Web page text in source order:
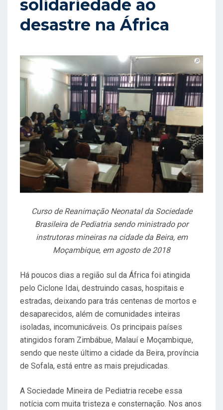
A
D
E
solidariedade ao
desastre na África
Curso de Reanimação Neonatal da Sociedade
Brasileira de Pediatria sendo ministrado por
instrutoras mineiras na cidade da Beira, em
Moçambique, em agosto de 2018
Há poucos dias a região sul da África foi atingida
pelo Ciclone Idai, destruindo casas, hospitais e
estradas, deixando para trás centenas de mortos e
desaparecidos, além de comunidades inteiras
isoladas, incomunicáveis. Os principais países
atingidos foram Zimbábue, Malauí e Moçambique,
sendo que neste último a cidade da Beira, província
de Sofala, está entre as mais prejudicadas.
A Sociedade Mineira de Pediatria recebe essa
notícia com muita tristeza e consternação. Nos anos